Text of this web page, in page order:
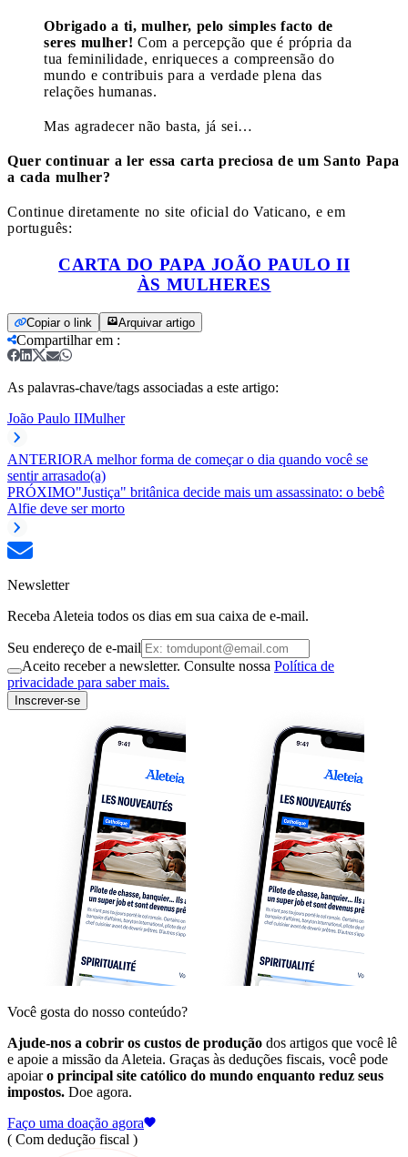
Obrigado a ti, mulher, pelo simples facto de
seres mulher! Com a percepção que é própria da
tua feminilidade, enriqueces a compreensão do
mundo e contribuis para a verdade plena das
relações humanas.
Mas agradecer não basta, já sei…
Quer continuar a ler essa carta preciosa de um Santo Papa
a cada mulher?
Continue diretamente no site oficial do Vaticano, e em
português:
CARTA DO PAPA JOÃO PAULO II
ÀS MULHERES
Copiar o link Arquivar artigo
Compartilhar em :
As palavras-chave/tags associadas a este artigo:
João Paulo IIMulher
ANTERIORA melhor forma de começar o dia quando você se
sentir arrasado(a)
PRÓXIMO"Justiça" britânica decide mais um assassinato: o bebê
Alfie deve ser morto
Newsletter
Receba Aleteia todos os dias em sua caixa de e-mail.
Seu endereço de e-mail
Aceito receber a newsletter. Consulte nossa Política de
privacidade para saber mais.
Inscrever-se
Você gosta do nosso conteúdo?
Ajude-nos a cobrir os custos de produção dos artigos que você lê
e apoie a missão da Aleteia. Graças às deduções fiscais, você pode
apoiaro principal site católico do mundo enquanto reduz seus
impostos. Doe agora.
Faço uma doação agora
( Com dedução fiscal )